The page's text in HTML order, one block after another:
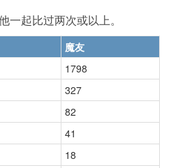
一起比过两次或以上。
魔友
1798
327
82
41
18